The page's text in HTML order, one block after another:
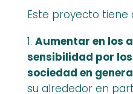
Este proyecto tiene
Aumentar en los
sensibilidad por
sociedad en
su alrededor en